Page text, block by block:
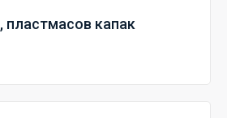
пластмасов капак